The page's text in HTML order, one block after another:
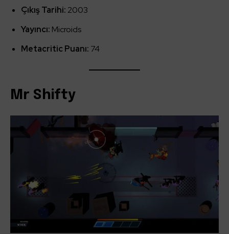
Çıkış Tarihi: 2003
Yayıncı: Microids
Metacritic Puanı: 74
Mr Shifty